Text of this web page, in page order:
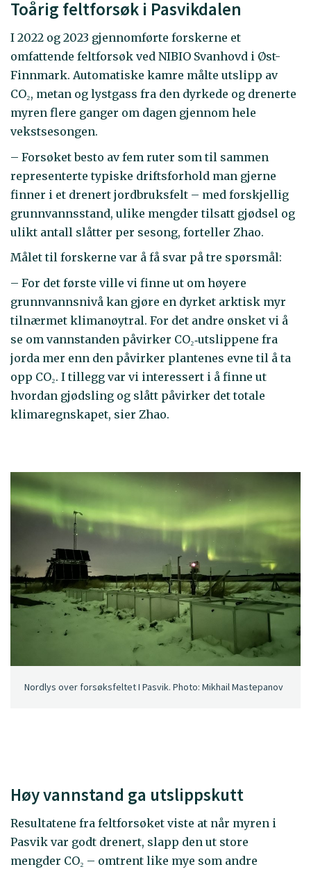
Toårig feltforsøk i Pasvikdalen
I 2022 og 2023 gjennomførte forskerne et
omfattende feltforsøk ved NIBIO Svanhovd i Øst-
Finnmark. Automatiske kamre målte utslipp av
CO₂, metan og lystgass fra den dyrkede og drenerte
myren flere ganger om dagen gjennom hele
vekstsesongen.
– Forsøket besto av fem ruter som til sammen
representerte typiske driftsforhold man gjerne
finner i et drenert jordbruksfelt – med forskjellig
grunnvannsstand, ulike mengder tilsatt gjødsel og
ulikt antall slåtter per sesong, forteller Zhao.
Målet til forskerne var å få svar på tre spørsmål:
– For det første ville vi finne ut om høyere
grunnvannsnivå kan gjøre en dyrket arktisk myr
tilnærmet klimanøytral. For det andre ønsket vi å
se om vannstanden påvirker CO₂‑utslippene fra
jorda mer enn den påvirker plantenes evne til å ta
opp CO₂. I tillegg var vi interessert i å finne ut
hvordan gjødsling og slått påvirker det totale
klimaregnskapet, sier Zhao.
Nordlys over forsøksfeltet I Pasvik. Photo: Mikhail Mastepanov
Høy vannstand ga utslippskutt
Resultatene fra feltforsøket viste at når myren i
Pasvik var godt drenert, slapp den ut store
mengder CO₂ – omtrent like mye som andre